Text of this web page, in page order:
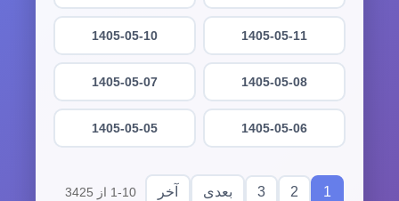
1405-05-11
1405-05-10
1405-05-08
1405-05-07
1405-05-06
1405-05-05
1
2
3 بعدی آخر 1-10 از 3425